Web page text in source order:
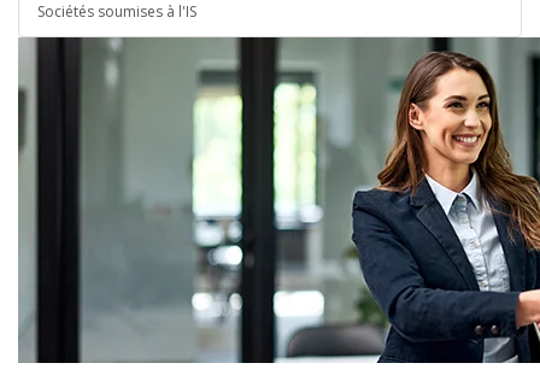
Sociétés soumises à l'IS